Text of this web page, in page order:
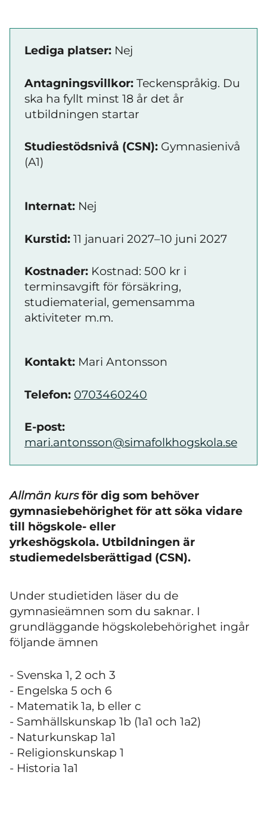
Lediga platser: Nej
Antagningsvillkor: Teckenspråkig. Du
ska ha fyllt minst 18 år det år
utbildningen startar
Studiestödsnivå (CSN): Gymnasienivå
(A1)
Internat: Nej
Kurstid: 11 januari 2027–10 juni 2027
Kostnader: Kostnad: 500 kr i
terminsavgift för försäkring,
studiematerial, gemensamma
aktiviteter m.m.
Kontakt: Mari Antonsson
Telefon: 0703460240
E-post:
mari.antonsson@simafolkhogskola.se
Allmän kursför dig som behöver
gymnasiebehörighet för att söka vidare
till högskole- eller
yrkeshögskola. Utbildningen är
studiemedelsberättigad (CSN).
Under studietiden läser du de
gymnasieämnen som du saknar. I
grundläggande högskolebehörighet ingår
följande ämnen
- Svenska 1, 2 och 3
- Engelska 5 och 6
- Matematik 1a, b eller c
- Samhällskunskap 1b (1a1 och 1a2)
- Naturkunskap 1a1
- Religionskunskap 1
- Historia 1a1